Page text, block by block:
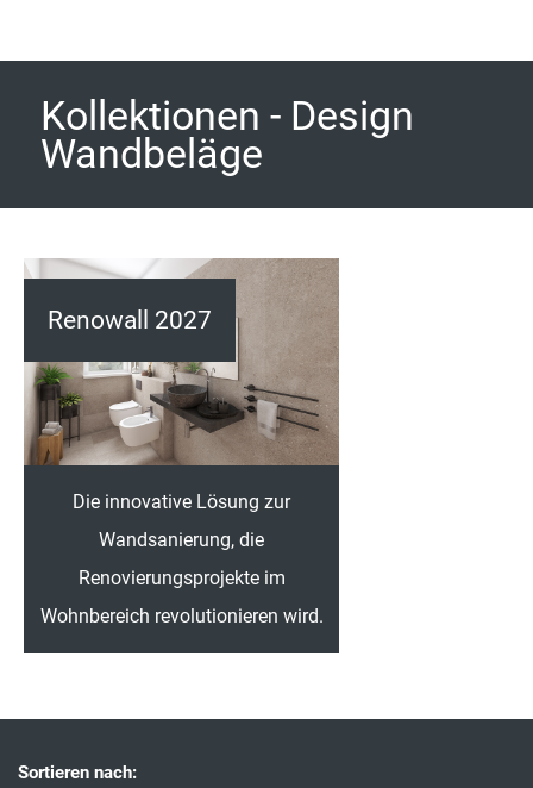
Kollektionen - Design
Wandbeläge
Renowall 2027
Die innovative Lösung zur
Wandsanierung, die
Renovierungsprojekte im
Wohnbereich revolutionieren wird.
Sortieren nach: